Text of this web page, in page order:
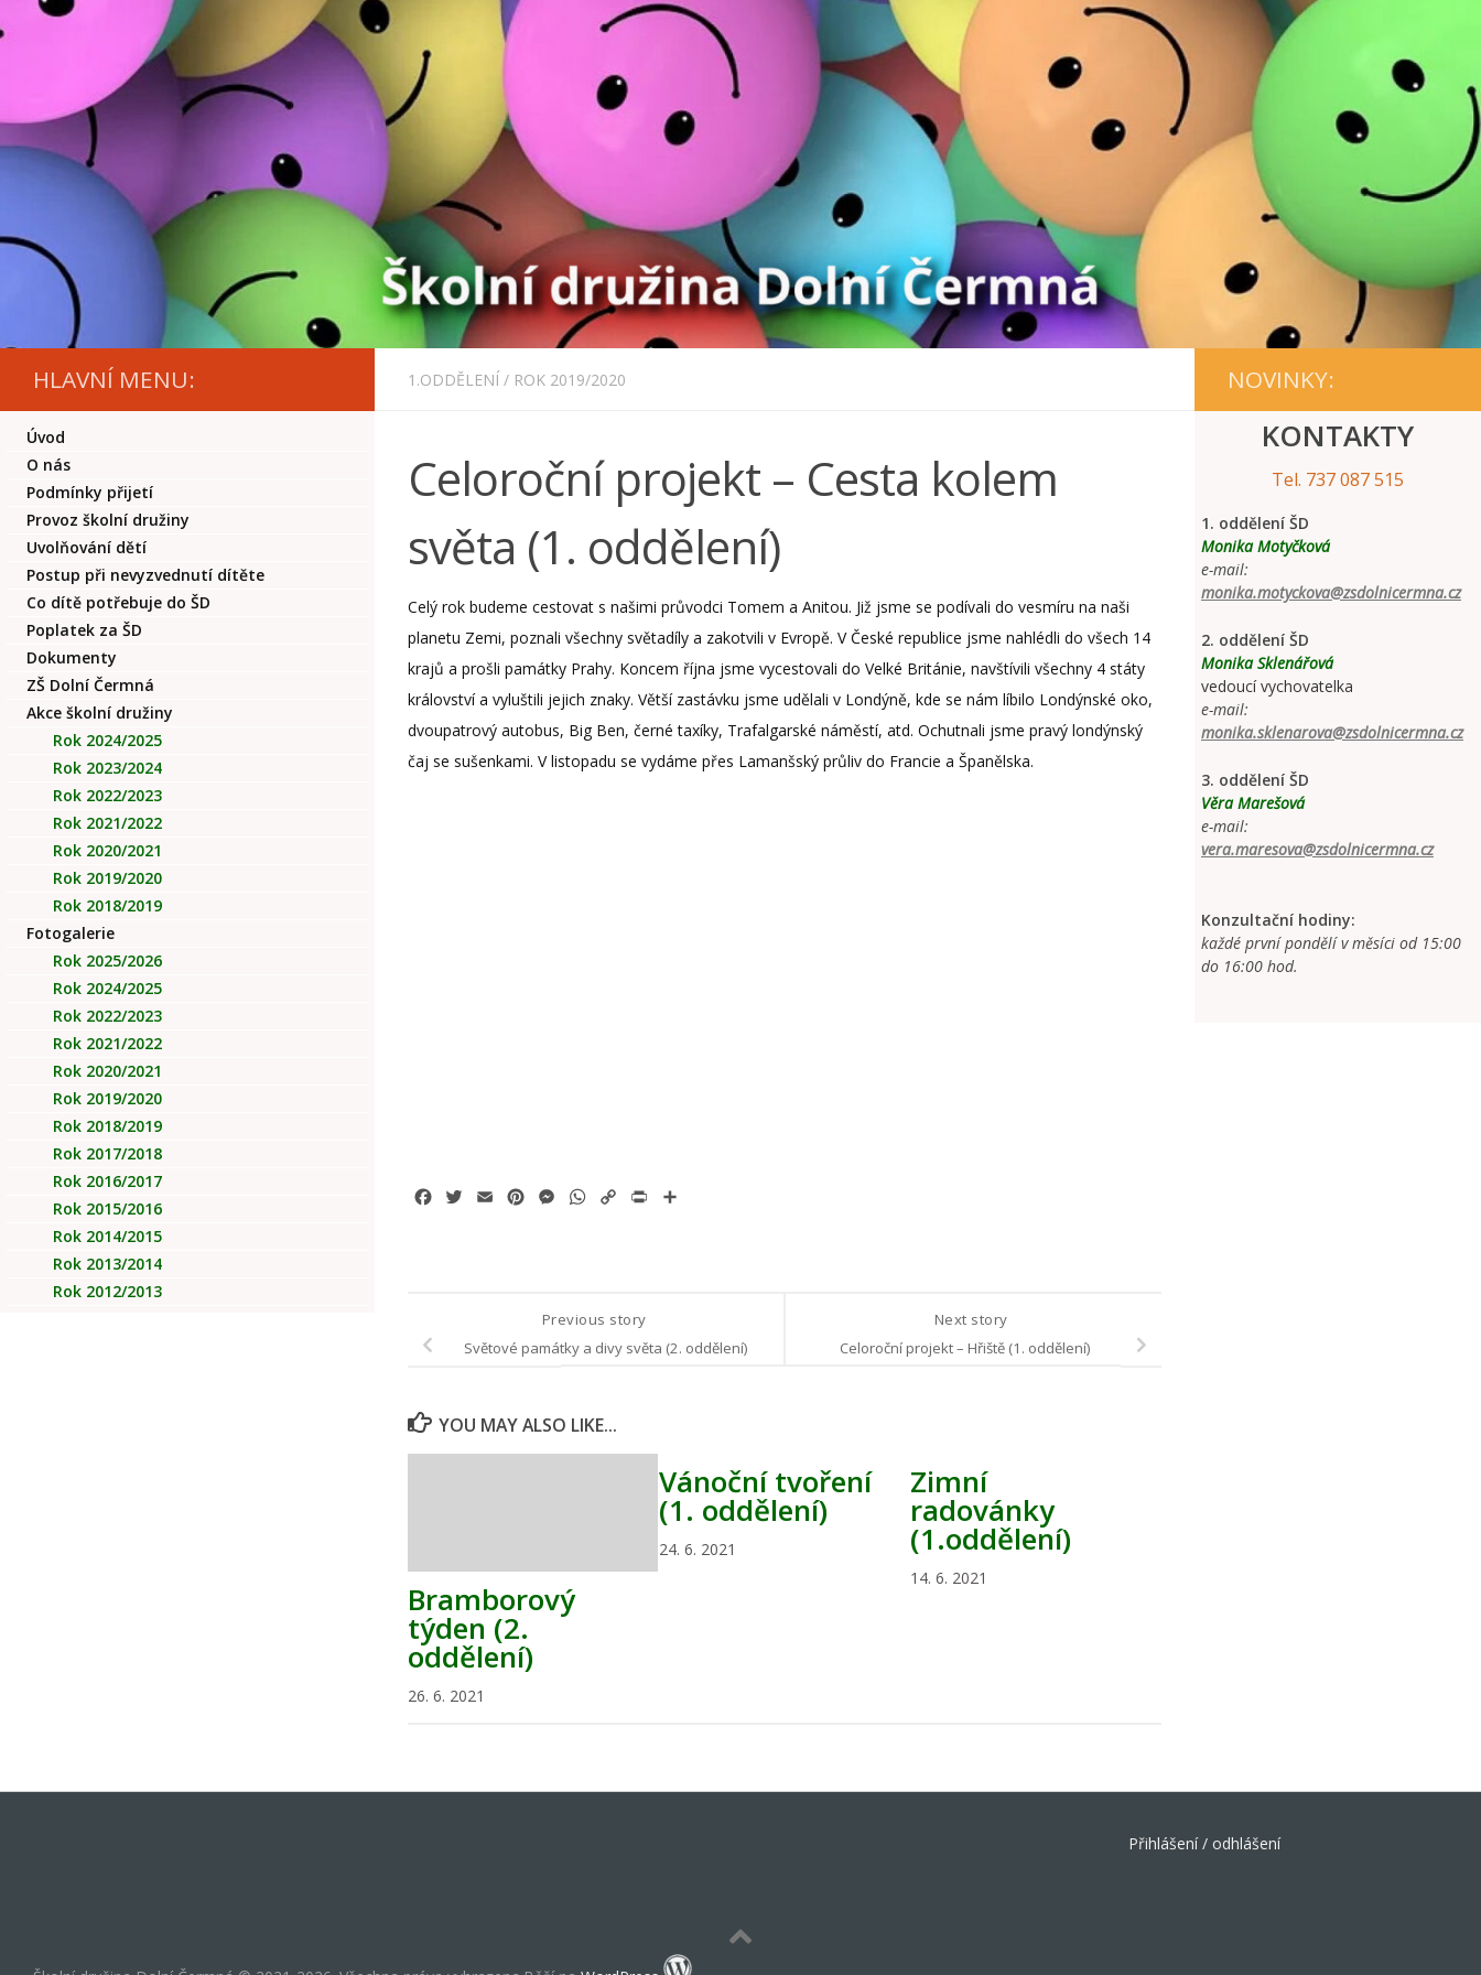
1.ODDĚLENÍ / ROK 2019/2020
Celoroční projekt – Cesta kolem
světa (1. oddělení)
Celý rok budeme cestovat s našimi průvodci Tomem a Anitou. Již jsme se podívali do vesmíru na naši
planetu Zemi, poznali všechny světadíly a zakotvili v Evropě. V České republice jsme nahlédli do všech 14
krajů a prošli památky Prahy. Koncem října jsme vycestovali do Velké Británie, navštívili všechny 4 státy
království a vyluštili jejich znaky. Větší zastávku jsme udělali v Londýně, kde se nám líbilo Londýnské oko,
dvoupatrový autobus, Big Ben, černé taxíky, Trafalgarské náměstí, atd. Ochutnali jsme pravý londýnský
čaj se sušenkami. V listopadu se vydáme přes Lamanšský průliv do Francie a Španělska.
FacebookTwitterEmail PinterestMessenger
WhatsApp
Copy
Print
Next story
Celoroční projekt – Hřiště (1. oddělení)
Previous story
Světové památky a divy světa (2. oddělení)
YOU MAY ALSO LIKE...
Bramborový
týden (2.
oddělení)
26. 6. 2021
Vánoční tvoření
(1. oddělení)
24. 6. 2021
Zimní
radovánky
(1.oddělení)
14. 6. 2021
HLAVNÍ MENU:
Úvod
O nás
Podmínky přijetí
Provoz školní družiny
Uvolňování dětí
Postup při nevyzvednutí dítěte
Co dítě potřebuje do ŠD
Poplatek za ŠD
Dokumenty
ZŠ Dolní Čermná
Akce školní družiny
Rok 2024/2025
Rok 2023/2024
Rok 2022/2023
Rok 2021/2022
Rok 2020/2021
Rok 2019/2020
Rok 2018/2019
Fotogalerie
Rok 2025/2026
Rok 2024/2025
Rok 2022/2023
Rok 2021/2022
Rok 2020/2021
Rok 2019/2020
Rok 2018/2019
Rok 2017/2018
Rok 2016/2017
Rok 2015/2016
Rok 2014/2015
Rok 2013/2014
Rok 2012/2013
NOVINKY:
KONTAKTY
Tel. 737 087 515
1. oddělení ŠD
Monika Motyčková
e-mail:
monika.motyckova@zsdolnicermna.cz
2. oddělení ŠD
Monika Sklenářová
vedoucí vychovatelka
e-mail:
monika.sklenarova@zsdolnicermna.cz
3. oddělení ŠD
Věra Marešová
e-mail:
vera.maresova@zsdolnicermna.cz
Konzultační hodiny:
každé první pondělí v měsíci od 15:00
do 16:00 hod.
Přihlášení / odhlášení